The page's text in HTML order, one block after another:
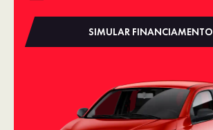
SIMULAR FINANCIAMENTO